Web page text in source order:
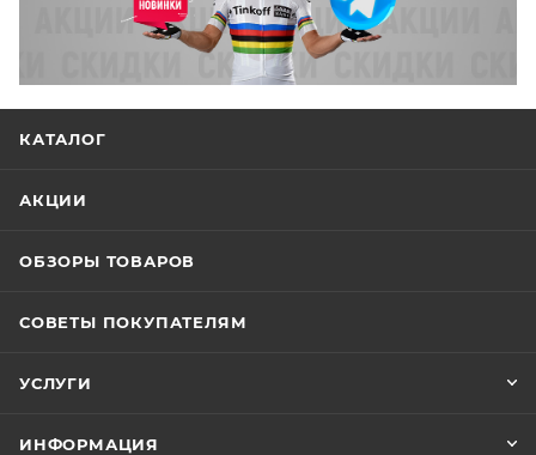
КАТАЛОГ
АКЦИИ
ОБЗОРЫ ТОВАРОВ
СОВЕТЫ ПОКУПАТЕЛЯМ
УСЛУГИ
ИНФОРМАЦИЯ